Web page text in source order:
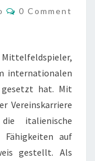
Comments
0 Comment
internationalen
gesetzt hat. Mit
Vereinskarriere
italienische
auf
gestellt. Als